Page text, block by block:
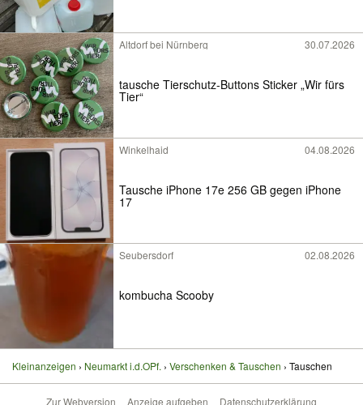
Altdorf bei Nürnberg 30.07.2026
tausche Tierschutz-Buttons Sticker „Wir fürs
Tier“
Winkelhaid 04.08.2026
Tausche iPhone 17e 256 GB gegen iPhone
17
Seubersdorf 02.08.2026
kombucha Scooby
Kleinanzeigen Neumarkt i.d.OPf. Verschenken & Tauschen Tauschen
Zur Webversion Anzeige aufgeben Datenschutzerklärung